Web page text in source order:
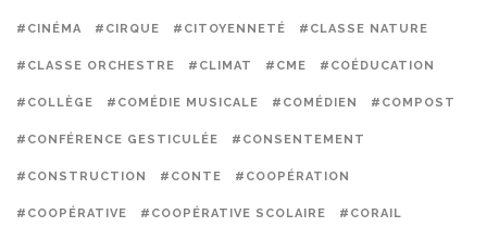
#CINÉMA #CIRQUE #CITOYENNETÉ #CLASSE NATURE
#CLASSE ORCHESTRE #CLIMAT #CME #COÉDUCATION
#COLLÈGE #COMÉDIE MUSICALE #COMÉDIEN #COMPOST
#CONFÉRENCE GESTICULÉE #CONSENTEMENT
#CONSTRUCTION #CONTE #COOPÉRATION
#COOPÉRATIVE #COOPÉRATIVE SCOLAIRE #CORAIL